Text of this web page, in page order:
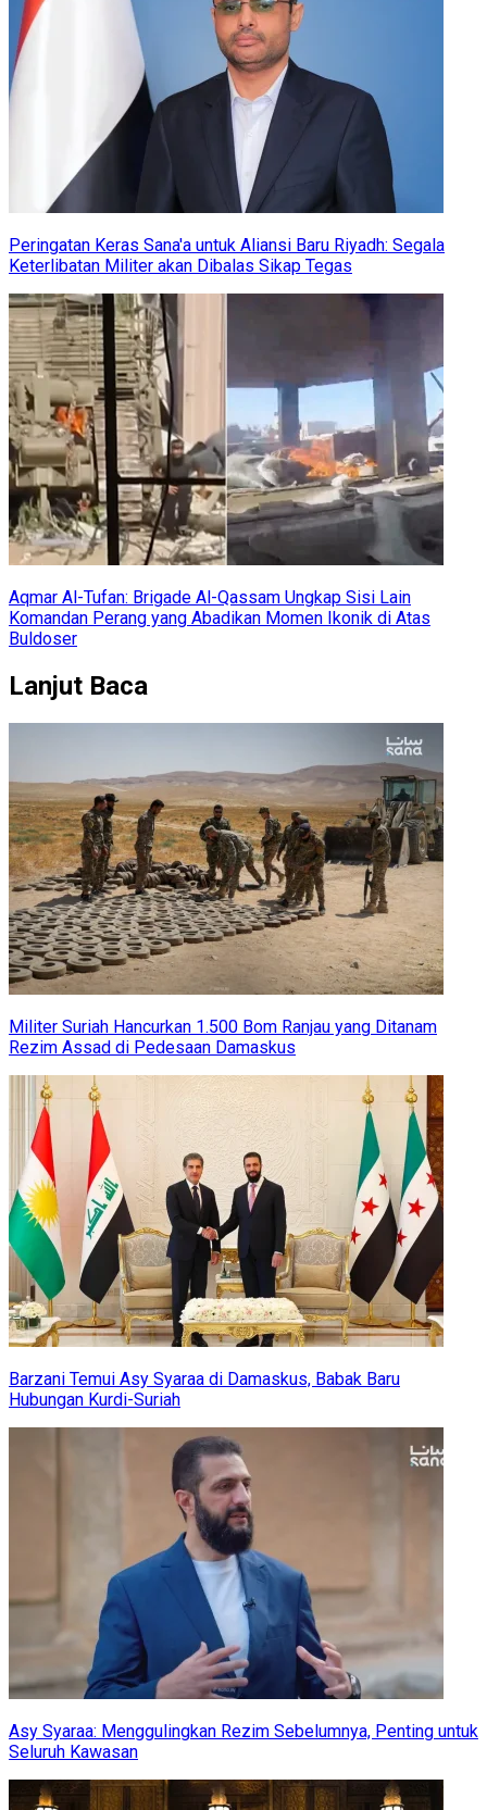
Peringatan Keras Sana'a untuk Aliansi Baru Riyadh: Segala
Keterlibatan Militer akan Dibalas Sikap Tegas
Aqmar Al-Tufan: Brigade Al-Qassam Ungkap Sisi Lain
Komandan Perang yang Abadikan Momen Ikonik di Atas
Buldoser
Lanjut Baca
Militer Suriah Hancurkan 1.500 Bom Ranjau yang Ditanam
Rezim Assad di Pedesaan Damaskus
Barzani Temui Asy Syaraa di Damaskus, Babak Baru
Hubungan Kurdi-Suriah
Asy Syaraa: Menggulingkan Rezim Sebelumnya, Penting untuk
Seluruh Kawasan